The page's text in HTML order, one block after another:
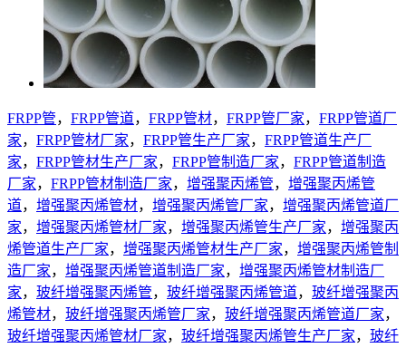
FRPP管， FRPP管道， FRPP管材， FRPP管厂家， FRPP管道厂
家， FRPP管材厂家， FRPP管生产厂家， FRPP管道生产厂
家， FRPP管材生产厂家， FRPP管制造厂家， FRPP管道制造
厂家， FRPP管材制造厂家， 增强聚丙烯管， 增强聚丙烯管
道， 增强聚丙烯管材， 增强聚丙烯管厂家， 增强聚丙烯管道厂
家， 增强聚丙烯管材厂家， 增强聚丙烯管生产厂家， 增强聚丙
烯管道生产厂家， 增强聚丙烯管材生产厂家， 增强聚丙烯管制
造厂家， 增强聚丙烯管道制造厂家， 增强聚丙烯管材制造厂
家， 玻纤增强聚丙烯管， 玻纤增强聚丙烯管道， 玻纤增强聚丙
烯管材， 玻纤增强聚丙烯管厂家， 玻纤增强聚丙烯管道厂家，
玻纤增强聚丙烯管材厂家， 玻纤增强聚丙烯管生产厂家， 玻纤